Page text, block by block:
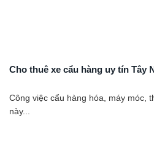
Cho thuê xe cẩu hàng uy tín Tây
Công việc cẩu hàng hóa, máy móc,
này...